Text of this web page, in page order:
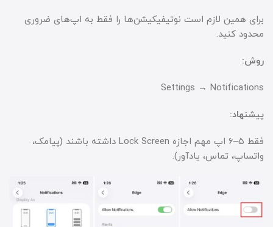
برای همین لازم است نوتیفیکیشن‌ها را فقط به اپ‌های ضروری
محدود کنید.
روش:
Settings → Notifications
پیشنهاد:
فقط ۵–۶ اپ مهم اجازه Lock Screen داشته باشند (پیامک،
واتساپ، تماس، یادآور).